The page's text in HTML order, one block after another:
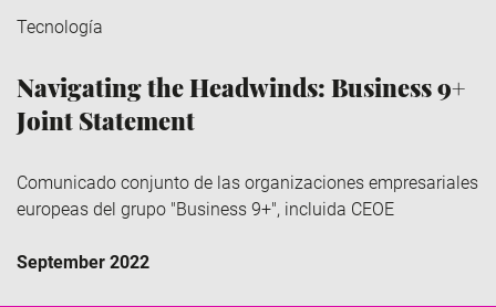
Tecnología
Navigating the Headwinds: Business 9+
Joint Statement
Comunicado conjunto de las organizaciones empresariales
europeas del grupo "Business 9+", incluida CEOE
September 2022